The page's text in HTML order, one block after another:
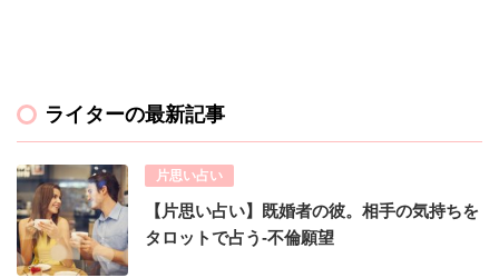
ライターの最新記事
片思い占い
【片思い占い】既婚者の彼。相手の気持ちを
タロットで占う-不倫願望